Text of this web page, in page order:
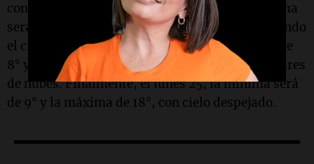
con cielo despejado. Para el sábado 23, la mínima
será de 7° y la máxima de 15°, con nubes cubriendo
el cielo. El domingo 24, se espera una mínima de
8° y una máxima de 17°, con condiciones similares
de nubes. Finalmente, el lunes 25, la mínima será
de 9° y la máxima de 18°, con cielo despejado.